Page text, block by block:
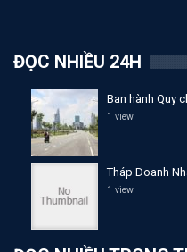
ĐỌC NHIỀU 24H
Ban hành Quy
1 view
Tháp Doanh
1 view